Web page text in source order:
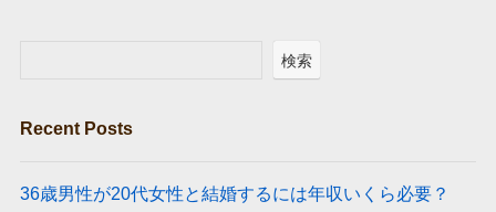
検索
Recent Posts
36歳男性が20代女性と結婚するには年収いくら必要？